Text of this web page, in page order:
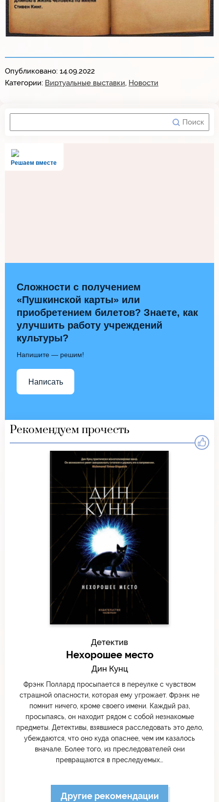
Опубликовано: 14.09.2022
Категории: Виртуальные выставки, Новости
Решаем вместе
Сложности с получением
«Пушкинской карты» или
приобретением билетов? Знаете, как
улучшить работу учреждений
культуры?
Напишите — решим!
Написать
Рекомендуем прочесть
Детектив
Нехорошее место
Дин Кунц
Фрэнк Поллард просыпается в переулке с чувством
страшной опасности, которая ему угрожает. Фрэнк не
помнит ничего, кроме своего имени. Каждый раз,
просыпаясь, он находит рядом с собой незнакомые
предметы. Детективы, взявшиеся расследовать это дело,
убеждаются, что оно куда опаснее, чем им казалось
вначале. Более того, из преследователей они
превращаются в преследуемых…
Другие рекомендации